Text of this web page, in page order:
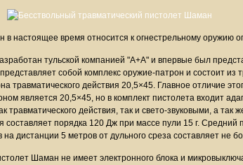
в настоящее время относится к огнестрельному оружию
тульской компанией "А+А" и впервые был
собой комплекс оружие-патрон и состоит из
травматического действия 20,5×45. Главное отличие
является 20,5×45, но в комплект пистолета входит
травматического действия, так и свето-звуковыми, а так
составляет порядка 120 Дж при массе пули 15 г. Средний
дистанции 5 метров от дульного среза составляет не
Шаман не имеет электронного блока и